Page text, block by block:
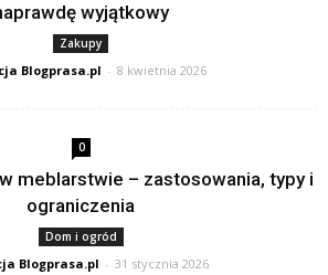
wyjątkowy
Zakupy
Blogprasa.pl - 8 kwietnia 2026
0
meblarstwie – zastosowania, typy i
ograniczenia
Dom i ogród
Blogprasa.pl - 31 stycznia 2026